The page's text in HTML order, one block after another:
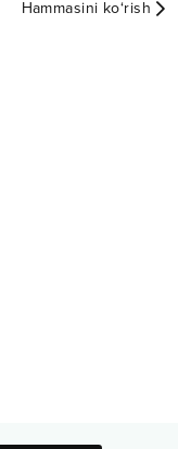
Hammasini ko‘rish